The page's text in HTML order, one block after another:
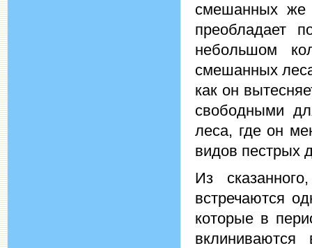
смешанных же
преобладает
небольшом
смешанных
как он
свободными
леса, где он
видов пестрых
Из
встречаются
которые в